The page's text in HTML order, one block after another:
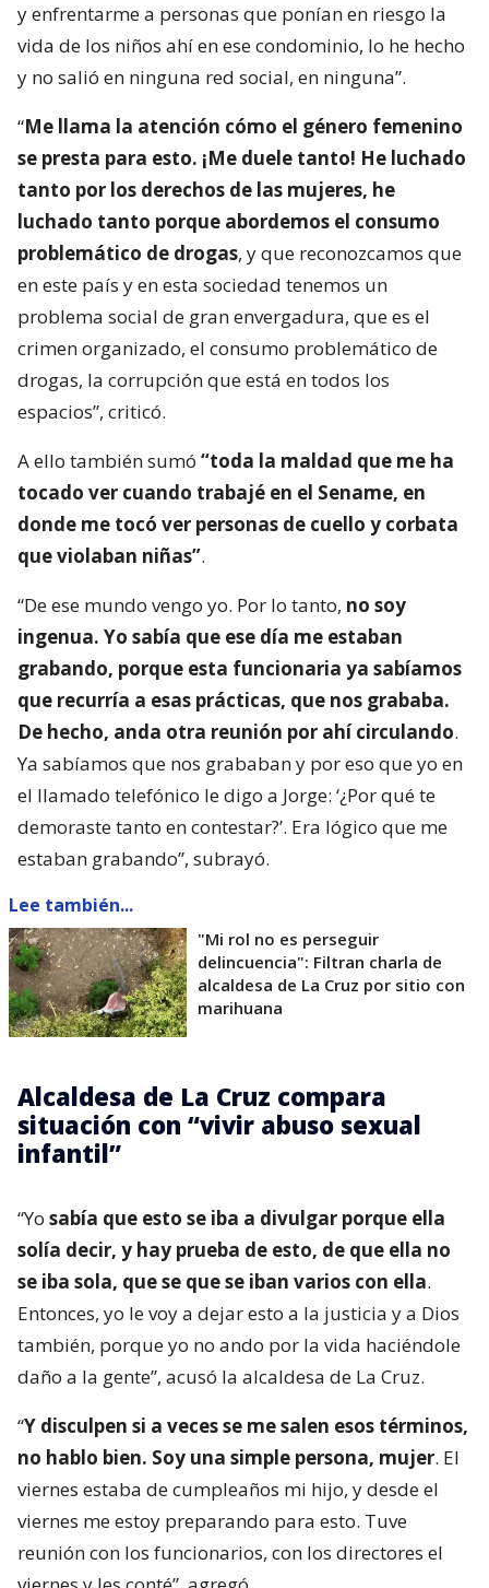
y enfrentarme a personas que ponían en riesgo la
vida de los niños ahí en ese condominio, lo he hecho
y no salió en ninguna red social, en ninguna”.
“Me llama la atención cómo el género femenino
se presta para esto. ¡Me duele tanto! He luchado
tanto por los derechos de las mujeres, he
luchado tanto porque abordemos el consumo
problemático de drogas, y que reconozcamos que
en este país y en esta sociedad tenemos un
problema social de gran envergadura, que es el
crimen organizado, el consumo problemático de
drogas, la corrupción que está en todos los
espacios”, criticó.
A ello también sumó “toda la maldad que me ha
tocado ver cuando trabajé en el Sename, en
donde me tocó ver personas de cuello y corbata
que violaban niñas”.
“De ese mundo vengo yo. Por lo tanto, no soy
ingenua. Yo sabía que ese día me estaban
grabando, porque esta funcionaria ya sabíamos
que recurría a esas prácticas, que nos grababa.
De hecho, anda otra reunión por ahí circulando.
Ya sabíamos que nos grababan y por eso que yo en
el llamado telefónico le digo a Jorge: ‘¿Por qué te
demoraste tanto en contestar?’. Era lógico que me
estaban grabando”, subrayó.
Lee también...
"Mi rol no es perseguir
delincuencia": Filtran charla de
alcaldesa de La Cruz por sitio con
marihuana
Alcaldesa de La Cruz compara
situación con “vivir abuso sexual
infantil”
“Yo sabía que esto se iba a divulgar porque ella
solía decir, y hay prueba de esto, de que ella no
se iba sola, que se que se iban varios con ella.
Entonces, yo le voy a dejar esto a la justicia y a Dios
también, porque yo no ando por la vida haciéndole
daño a la gente”, acusó la alcaldesa de La Cruz.
“Y disculpen si a veces se me salen esos términos,
no hablo bien. Soy una simple persona, mujer. El
viernes estaba de cumpleaños mi hijo, y desde el
viernes me estoy preparando para esto. Tuve
reunión con los funcionarios, con los directores el